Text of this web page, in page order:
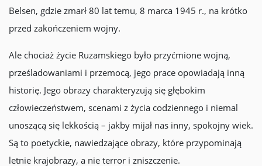
Belsen, gdzie zmarł 80 lat temu, 8 marca 1945 r., na krótko
przed zakończeniem wojny.
Ale chociaż życie Ruzamskiego było przyćmione wojną,
prześladowaniami i przemocą, jego prace opowiadają inną
historię. Jego obrazy charakteryzują się głębokim
człowieczeństwem, scenami z życia codziennego i niemal
unoszącą się lekkością – jakby mijał nas inny, spokojny wiek.
Są to poetyckie, nawiedzające obrazy, które przypominają
letnie krajobrazy, a nie terror i zniszczenie.